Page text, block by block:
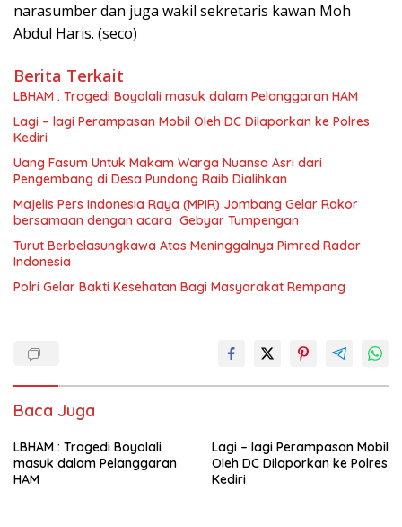
narasumber dan juga wakil sekretaris kawan Moh
Abdul Haris. (seco)
Berita Terkait
LBHAM : Tragedi Boyolali masuk dalam Pelanggaran HAM
Lagi – lagi Perampasan Mobil Oleh DC Dilaporkan ke Polres
Kediri
Uang Fasum Untuk Makam Warga Nuansa Asri dari
Pengembang di Desa Pundong Raib Dialihkan
Majelis Pers Indonesia Raya (MPIR) Jombang Gelar Rakor
bersamaan dengan acara Gebyar Tumpengan
Turut Berbelasungkawa Atas Meninggalnya Pimred Radar
Indonesia
Polri Gelar Bakti Kesehatan Bagi Masyarakat Rempang
Baca Juga
LBHAM : Tragedi Boyolali
masuk dalam Pelanggaran
HAM
Lagi – lagi Perampasan Mobil
Oleh DC Dilaporkan ke Polres
Kediri